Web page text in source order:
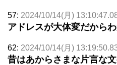
57: 2024/10/14(月)
アドレスが大体変だから
62: 2024/10/14(月)
昔はあからさまな片言な